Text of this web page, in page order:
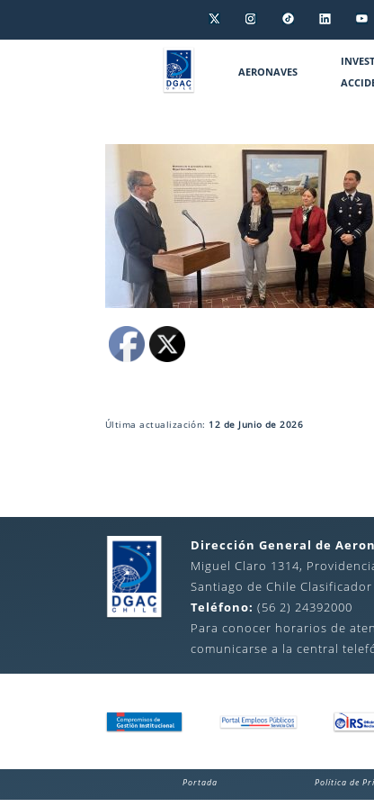
AERONAVES
Última actualización: 12 de Junio de 2026
Dirección General de
Miguel Claro 1314,
Santiago de Chile
Teléfono: (56 2) 24392000
Para conocer horarios de
comunicarse a la central
Portada Política de